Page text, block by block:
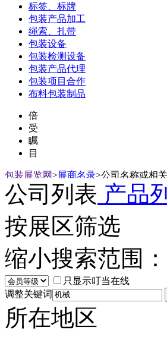
标签、标牌
包装产品加工
绳索、扎带
包装设备
包装检测设备
包装产品代理
包装项目合作
布料包装制品
倍
受
瞩
目
包装展览网>展商名录>公司名称或相
公司列表 产品
按展区筛选
缩小搜索范围：
只显示叮当在线
调整关键词
所在地区